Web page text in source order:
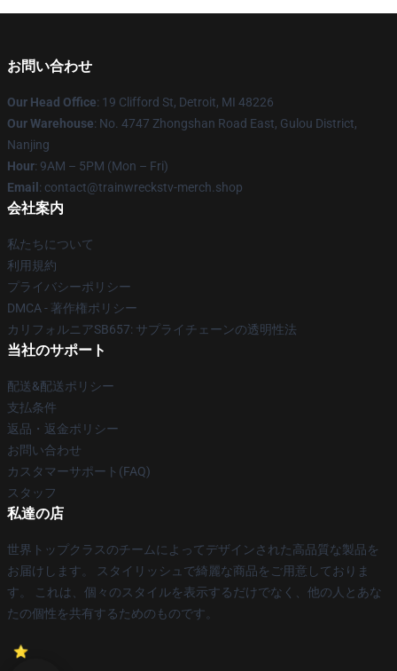
お問い合わせ
Our Head Office: 19 Clifford St, Detroit, MI 48226
Our Warehouse: No. 4747 Zhongshan Road East, Gulou District,
Nanjing
Hour: 9AM – 5PM (Mon – Fri)
Email : contact@trainwreckstv-merch.shop
会社案内
私たちについて
利用規約
プライバシーポリシー
DMCA - 著作権ポリシー
カリフォルニアSB657: サプライチェーンの透明性法
当社のサポート
配送&配送ポリシー
支払条件
返品・返金ポリシー
お問い合わせ
カスタマーサポート(FAQ)
スタッフ
私達の店
世界トップクラスのチームによってデザインされた高品質な製品を
お届けします。 スタイリッシュで綺麗な商品をご用意しておりま
す。 これは、個々のスタイルを表示するだけでなく、他の人とあな
たの個性を共有するためのものです。